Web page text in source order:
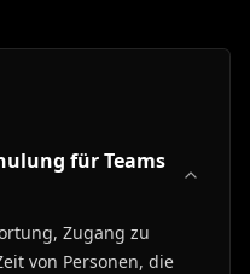
für Teams
Zugang zu
von Personen, die